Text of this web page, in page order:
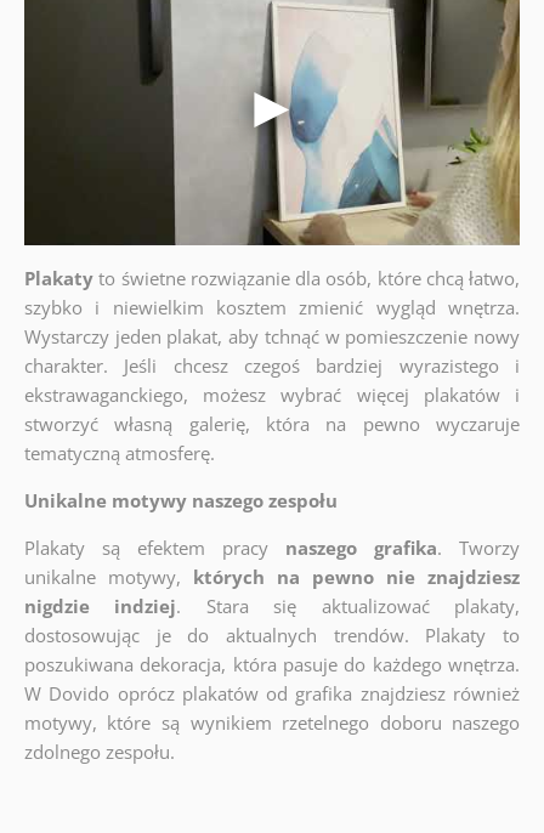
Plakaty to świetne rozwiązanie dla osób, które chcą łatwo,
szybko i niewielkim kosztem zmienić wygląd wnętrza.
Wystarczy jeden plakat, aby tchnąć w pomieszczenie nowy
charakter. Jeśli chcesz czegoś bardziej wyrazistego i
ekstrawaganckiego, możesz wybrać więcej plakatów i
stworzyć własną galerię, która na pewno wyczaruje
tematyczną atmosferę.
Unikalne motywy naszego zespołu
Plakaty są efektem pracy
naszego grafika. Tworzy
unikalne motywy, których na pewno nie znajdziesz
nigdzie indziej. Stara się aktualizować plakaty,
dostosowując je do aktualnych trendów. Plakaty to
poszukiwana dekoracja, która pasuje do każdego wnętrza.
W Dovido oprócz plakatów od grafika znajdziesz również
motywy, które są wynikiem rzetelnego doboru naszego
zdolnego zespołu.